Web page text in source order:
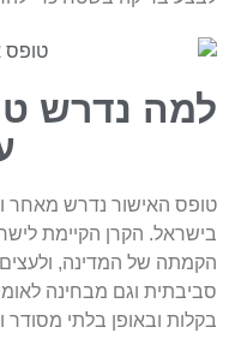
נדרש
נדרש מאחר ועצים
הקרן הקיימת לישראל
של המדינה, ולעצים יש
וגם מבחינה לאומית.
ובאופן בלתי מסודר ובלתי